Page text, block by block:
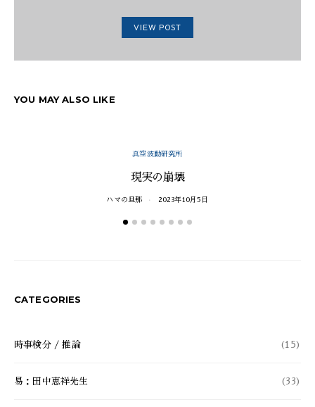
VIEW POST
YOU MAY ALSO LIKE
真空波動研究所
現実の崩壊
ハマの旦那 2023年10月5日
CATEGORIES
時事検分 / 推論 (15)
易：田中恵祥先生 (33)